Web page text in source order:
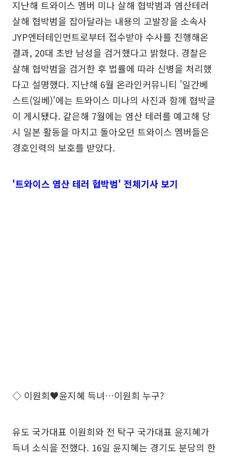
지난해 트와이스 멤버 미나 살해 협박범과 염산테러
살해 협박범을 잡아달라는 내용의 고발장을 소속사
JYP엔터테인먼트로부터 접수받아 수사를 진행해온
결과, 20대 초반 남성을 검거했다고 밝혔다. 경찰은
살해 협박범을 검거한 후 법률에 따라 신병을 처리했
다고 설명했다. 지난해 6월 온라인커뮤니티 '일간베
스트(일베)'에는 트와이스 미나의 사진과 함께 협박글
이 게시됐다. 같은해 7월에는 염산 테러를 예고해 당
시 일본 활동을 마치고 돌아오던 트와이스 멤버들은
경호인력의 보호를 받았다.
'트와이스 염산 테러 협박범' 전체기사 보기
◇ 이원희♥윤지혜 득녀…이원희 누구?
유도 국가대표 이원희와 전 탁구 국가대표 윤지혜가
득녀 소식을 전했다. 16일 윤지혜는 경기도 분당의 한